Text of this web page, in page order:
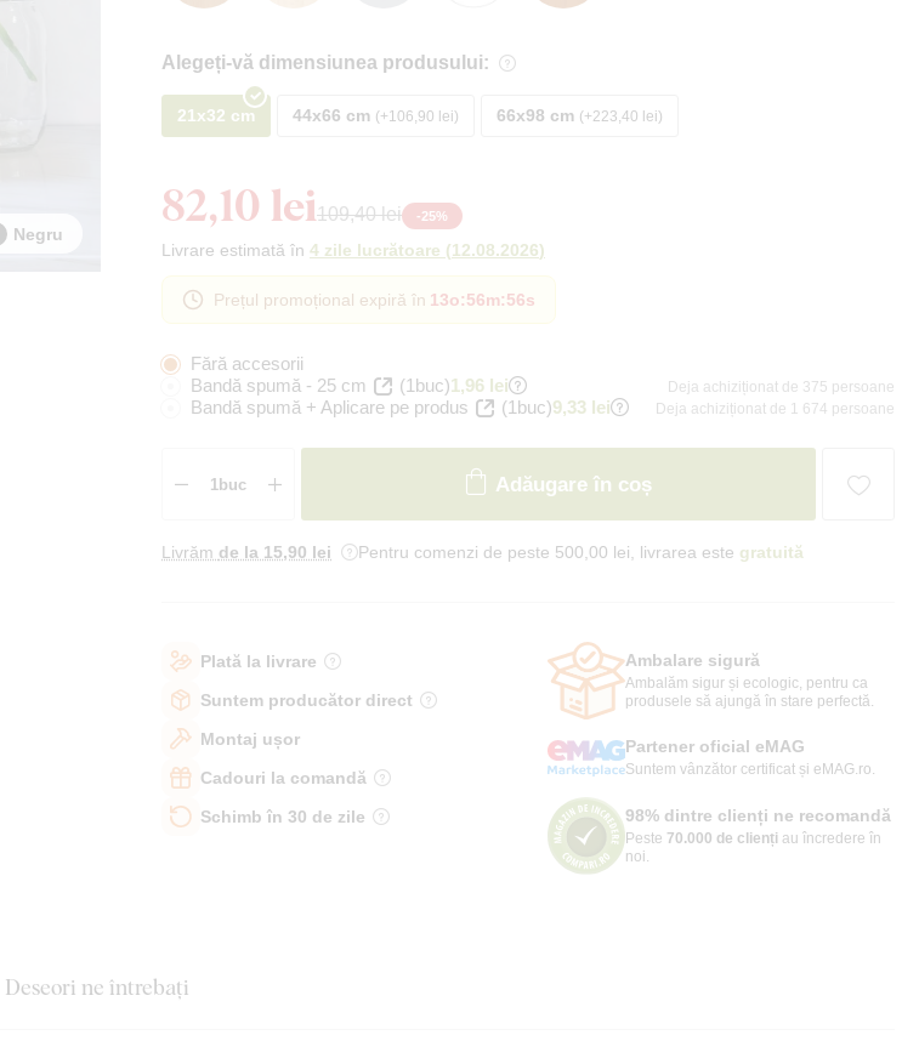
Negru
Alegeți-vă dimensiunea produsului:
21x32 cm 44x66 cm +106,90 lei 66x98 cm +223,40 lei
82,10 lei109,40 lei -25%
Livrare estimată în 4 zile lucrătoare (12.08.2026)
Prețul promoțional expiră în 13o:56m:54s
Fără accesorii
Bandă spumă - 25 cm
(1buc)1,96 lei Deja achiziționat de 375 persoane
Bandă spumă + Aplicare pe produs (1buc)9,33 lei Deja achiziționat de 1 674 persoane
Adăugare în coș
Livrăm de la 15,90 lei Pentru comenzi de peste 500,00 lei, livrarea este gratuită
Plată la livrare
Suntem producător direct
Montaj ușor
Cadouri la comandă
Schimb în 30 de zile
Ambalare sigură
Ambalăm sigur și ecologic, pentru ca
produsele să ajungă în stare perfectă.
Partener oficial eMAG
Suntem vânzător certificat și eMAG.ro.
98% dintre clienți ne recomandă
Peste 70.000 de clienți au încredere în
noi.
Deseori ne întrebați